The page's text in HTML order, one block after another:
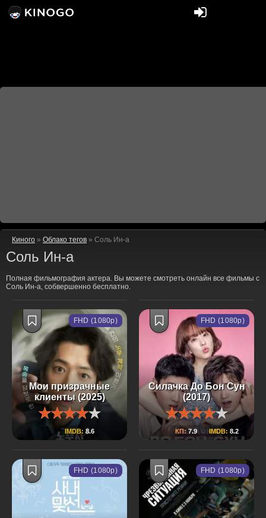
Киного » Облако тегов » Соль Ин-а
Соль Ин-а
Полная фильмография актера. Вы можете смотреть онлайн все фильмы с
Соль Ин-а, собвершенно бесплатно.
Мои призрачные
клиенты (2025)
IMDB:8.6
FHD (1080p)
Силачка До Бон Сун
(2017)
КП: 7.9 IMDB: 8.2
FHD (1080p)
FHD (1080p) FHD (1080p)